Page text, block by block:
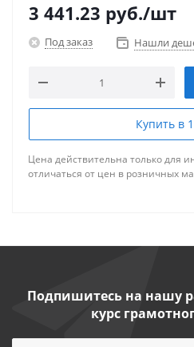
3 441.23 руб./шт
Под заказ Нашли
Купить в
Цена действительна только для
отличаться от цен в розничных
Подпишитесь на нашу
курс